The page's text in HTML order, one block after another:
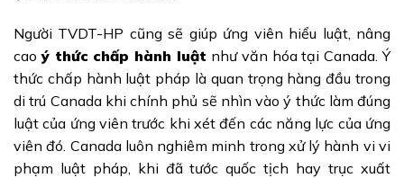
Người TVDT-HP cũng sẽ giúp ứng viên hiểu luật, nâng
caoý thức chấp hành luật như văn hóa tại Canada. Ý
thức chấp hành luật pháp là quan trọng hàng đầu trong
di trú Canada khi chính phủ sẽ nhìn vào ý thức làm đúng
luật của ứng viên trước khi xét đến các năng lực của ứng
viên đó. Canada luôn nghiêm minh trong xử lý hành vi vi
phạm luật pháp, khi đã tước quốc tịch hay trục xuất